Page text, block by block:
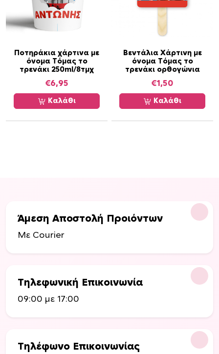
Ποτηράκια χάρτινα με
όνομα Τόμας το
τρενάκι 250ml/8τμχ
€6,95
Καλάθι
Βεντάλια Χάρτινη με
όνομα Τόμας το
τρενάκι ορθογώνια
€1,50
Καλάθι
Άμεση Αποστολή Προιόντων
Με Courier
Τηλεφωνική Επικοινωνία
09:00 με 17:00
Τηλέφωνο Επικοινωνίας